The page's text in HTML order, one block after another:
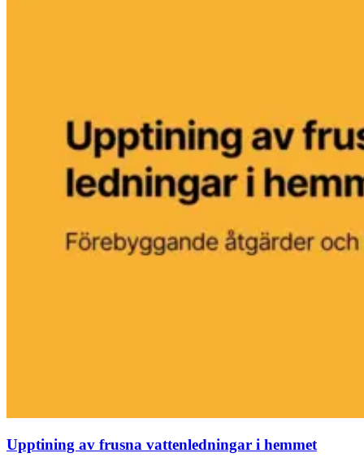
Upptining av frusna vattenledningar i hemmet